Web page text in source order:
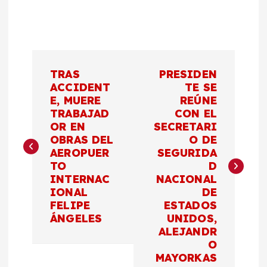
e
TRAS
ACCIDENT
E, MUERE
TRABAJAD
OR EN
OBRAS DEL
AEROPUER
TO
INTERNAC
IONAL
FELIPE
ÁNGELES
PRESIDEN
TE SE
REÚNE
CON EL
SECRETARI
O DE
SEGURIDA
D
NACIONAL
DE
ESTADOS
UNIDOS,
ALEJANDR
O
MAYORKAS